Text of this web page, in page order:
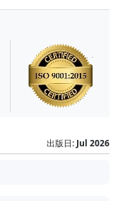
出版日: Jul 2026